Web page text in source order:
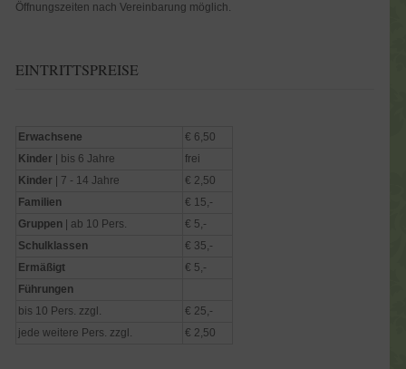
Öffnungszeiten nach Vereinbarung möglich.
EINTRITTSPREISE
Erwachsene
€ 6,50
Kinder | bis 6 Jahre
frei
Kinder | 7 - 14 Jahre
€ 2,50
Familien
€ 15,-
Gruppen | ab 10 Pers.
€ 5,-
Schulklassen
€ 35,-
Ermäßigt
€ 5,-
Führungen
bis 10 Pers. zzgl.
€ 25,-
jede weitere Pers. zzgl.
€ 2,50